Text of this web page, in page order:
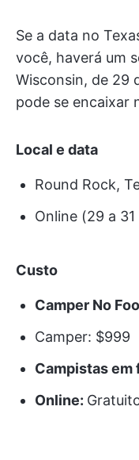
Se a data no
você, haverá um
Wisconsin, de 29
pode se encaixar
Local e data
Round Rock,
Online (29 a
Custo
Camper No
Camper: $999
Campistas em
Online: